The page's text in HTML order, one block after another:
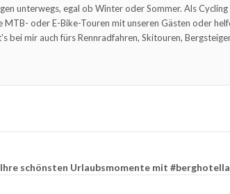
unterwegs, egal ob Winter oder Sommer. Als
MTB- oder E-Bike-Touren mit unseren Gästen oder
bei mir auch fürs Rennradfahren, Skitouren,
schönsten Urlaubsmomente mit